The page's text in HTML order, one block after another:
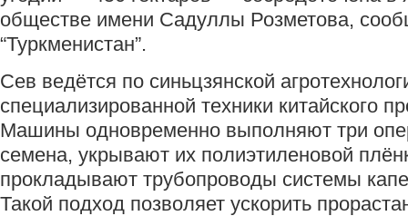
обществе имени Садуллы Розметова,
“Туркменистан”.
Сев ведётся по синьцзянской
специализированной техники китайского
Машины одновременно выполняют три
семена, укрывают их полиэтиленовой
прокладывают трубопроводы системы
Такой подход позволяет ускорить